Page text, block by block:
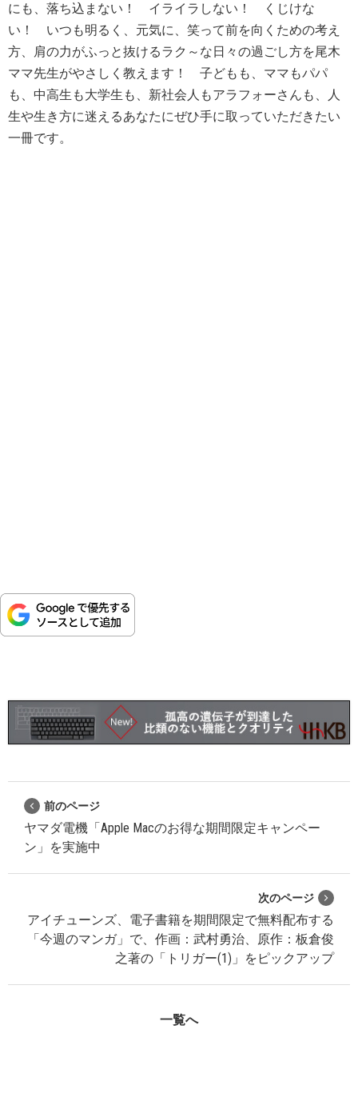
にも、落ち込まない！ イライラしない！ くじけな
い！ いつも明るく、元気に、笑って前を向くための考え
方、肩の力がふっと抜けるラク～な日々の過ごし方を尾木
ママ先生がやさしく教えます！ 子どもも、ママもパパ
も、中高生も大学生も、新社会人もアラフォーさんも、人
生や生き方に迷えるあなたにぜひ手に取っていただきたい
一冊です。
前のページ
ヤマダ電機「Apple Macのお得な期間限定キャンペー
ン」を実施中
次のページ
アイチューンズ、電子書籍を期間限定で無料配布する
「今週のマンガ」で、作画：武村勇治、原作：板倉俊
之著の「トリガー(1)」をピックアップ
一覧へ